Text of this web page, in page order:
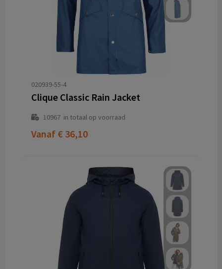
020939-55-4
Clique Classic Rain Jacket
10967in totaal op voorraad
Vanaf € 36,10